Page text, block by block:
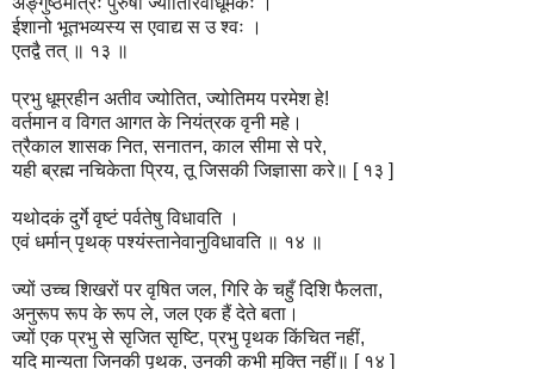
ईशानो भूतभव्यस्य स एवाद्य स उ श्वः ।
एतद्वै तत् ॥ १३ ॥
प्रभु धूम्रहीन अतीव ज्योतित, ज्योतिमय परमेश हे!
वर्तमान व विगत आगत के नियंत्रक वृनी महे।
त्रैकाल शासक नित, सनातन, काल सीमा से परे,
यही ब्रह्म नचिकेता प्रिय, तू जिसकी जिज्ञासा करे॥ [ १३ ]
यथोदकं दुर्गे वृष्टं पर्वतेषु विधावति ।
एवं धर्मान् पृथक् पश्यंस्तानेवानुविधावति ॥ १४ ॥
ज्यों उच्च शिखरों पर वृषित जल, गिरि के चहुँ दिशि फैलता,
अनुरूप रूप के रूप ले, जल एक हैं देते बता।
ज्यों एक प्रभु से सृजित सृष्टि, प्रभु पृथक किंचित नहीं,
यदि मान्यता जिनकी पृथक, उनकी कभी मुक्ति नहीं॥ [ १४ ]